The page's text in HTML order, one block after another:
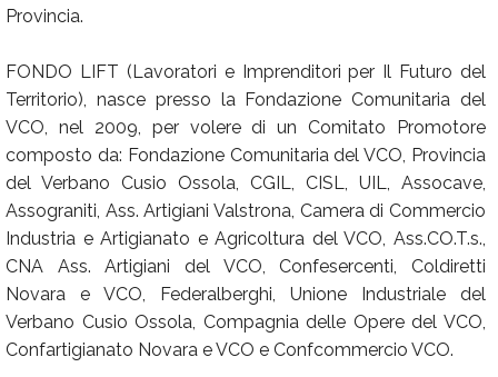
Provincia.
FONDO LIFT (Lavoratori e Imprenditori per Il Futuro del
Territorio), nasce presso la Fondazione Comunitaria del
VCO, nel 2009, per volere di un Comitato Promotore
composto da: Fondazione Comunitaria del VCO, Provincia
del Verbano Cusio Ossola, CGIL, CISL, UIL, Assocave,
Assograniti, Ass. Artigiani Valstrona, Camera di Commercio
Industria e Artigianato e Agricoltura del VCO, Ass.CO.T.s.,
CNA Ass. Artigiani del VCO, Confesercenti, Coldiretti
Novara e VCO, Federalberghi, Unione Industriale del
Verbano Cusio Ossola, Compagnia delle Opere del VCO,
Confartigianato Novara e VCO e Confcommercio VCO.